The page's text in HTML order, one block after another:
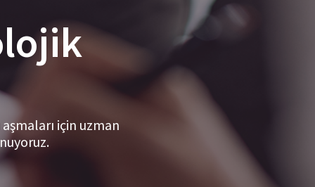
için uzman